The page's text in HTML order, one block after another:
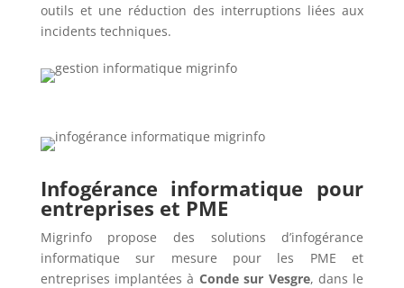
outils et une réduction des interruptions liées aux
incidents techniques.
Infogérance informatique pour
entreprises et PME
Migrinfo propose des solutions d’infogérance
informatique sur mesure pour les PME et
entreprises implantées à Conde sur Vesgre, dans le